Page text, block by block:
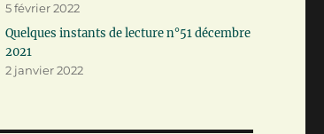
5 février 2022
Quelques instants de lecture n°51 décembre
2021
2 janvier 2022